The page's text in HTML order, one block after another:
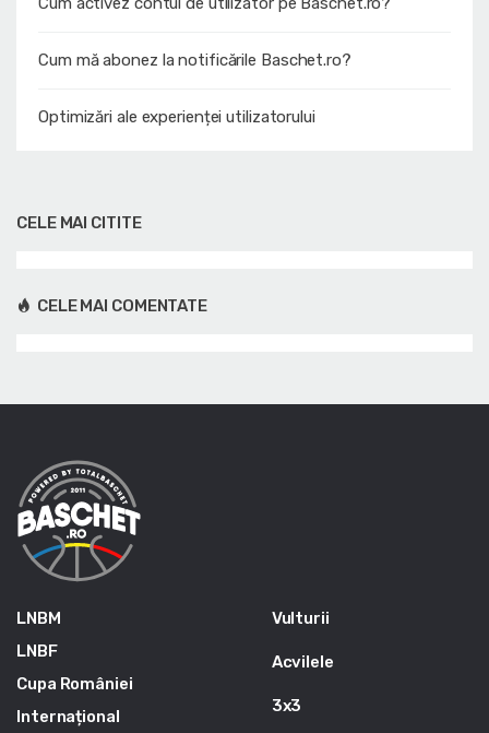
Cum mă abonez la notificările Baschet.ro?
Optimizări ale experienței utilizatorului
CELE MAI CITITE
CELE MAI COMENTATE
LNBM
LNBF
Cupa României
Internațional
Vulturii
Acvilele
3x3